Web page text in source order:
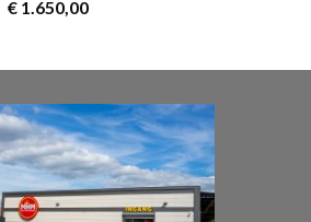
Oorspronkelijke
€ 1.850,00.
€1.650,00Huidige
€ 1.650,00.